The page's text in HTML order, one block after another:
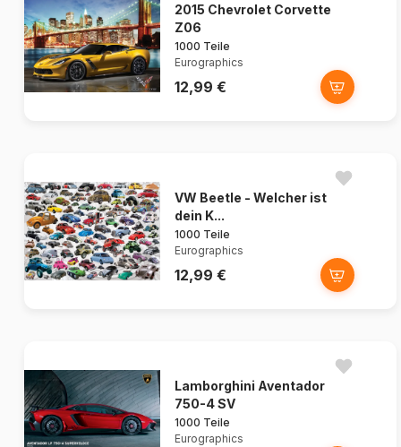
2015 Chevrolet Corvette
Z06
1000 Teile
Eurographics
12,99 €
VW Beetle - Welcher ist
dein K...
1000 Teile
Eurographics
12,99 €
Lamborghini Aventador
750-4 SV
1000 Teile
Eurographics